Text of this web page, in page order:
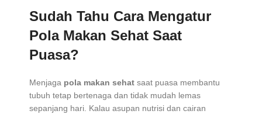
Sudah Tahu Cara Mengatur
Pola Makan Sehat Saat
Puasa?
Menjaga pola makan sehat saat puasa membantu
tubuh tetap bertenaga dan tidak mudah lemas
sepanjang hari. Kalau asupan nutrisi dan cairan